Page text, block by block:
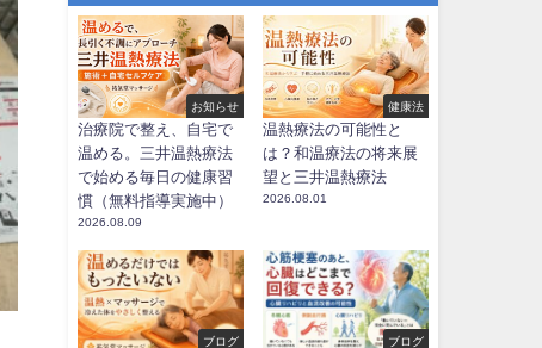
お知らせ
治療院で整え、自宅で
温める。三井温熱療法
で始める毎日の健康習
慣（無料指導実施中）
2026.08.09
健康法
温熱療法の可能性と
は？和温療法の将来展
望と三井温熱療法
2026.08.01
ブログ ブログ